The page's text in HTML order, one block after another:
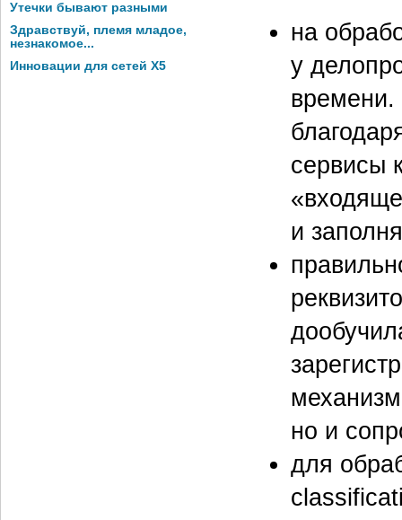
Утечки бывают разными
Здравствуй, племя младое,
незнакомое...
Инновации для сетей X5
на
у
времени.
сервисы
и
но и
для